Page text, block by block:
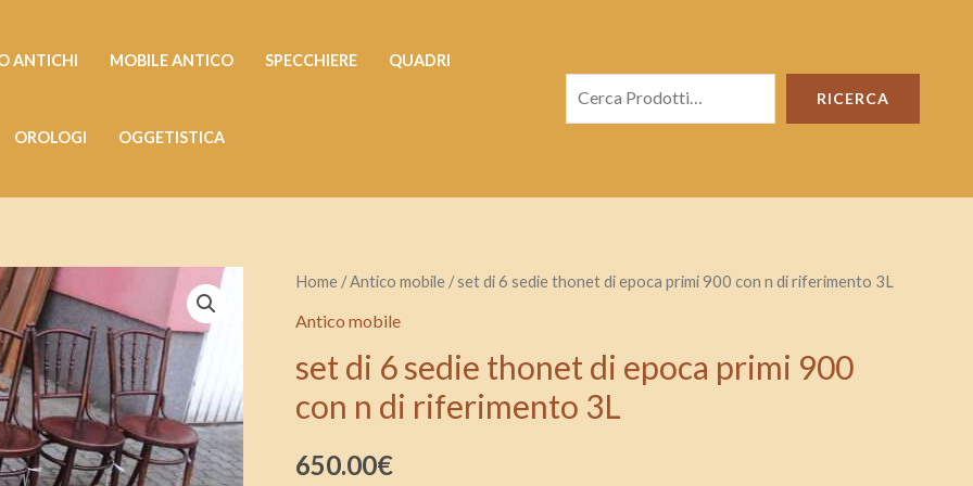
ANTICHI MOBILE ANTICO SPECCHIERE QUADRI
OROLOGI OGGETISTICA
RICERCA
Home /Antico mobile / set di 6 sedie thonet di epoca primi 900 con n di riferimento 3L
Antico mobile
set di 6 sedie thonet di epoca primi 900
con n di riferimento 3L
650.00€
set
di
sedie
thonet
epoca